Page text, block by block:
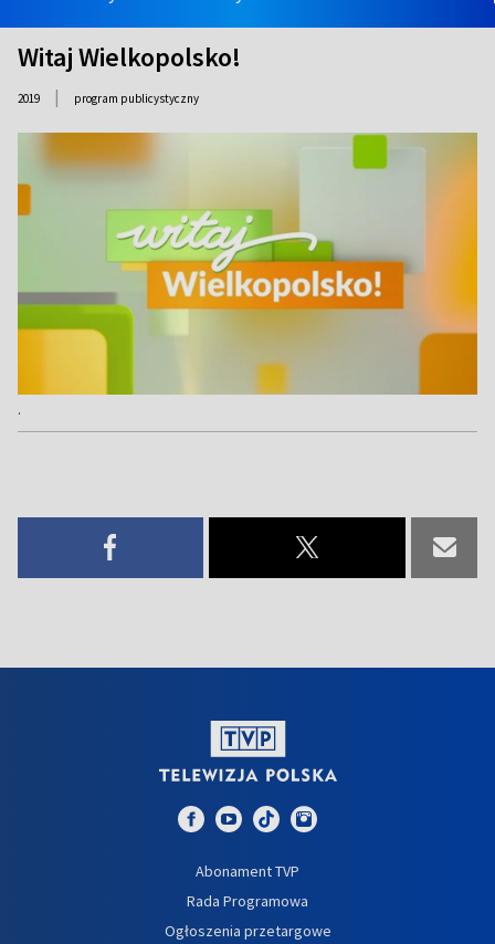
Witaj Wielkopolsko!
2019 | program publicystyczny
.
Abonament TVP
Rada Programowa
Ogłoszenia przetargowe